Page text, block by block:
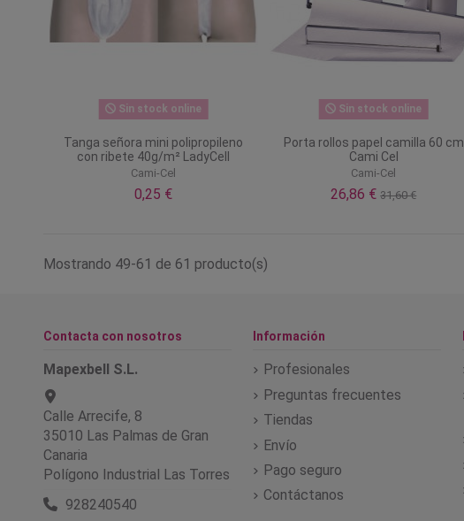
Sin stock online
Tanga señora mini polipropileno
con ribete 40g/m² LadyCell
Cami-Cel
0,25 €
Sin stock online
Porta rollos papel camilla 60 cm
Cami Cel
Cami-Cel
26,86 €31,60 €
Mostrando 49-61 de 61 producto(s)
Contacta con nosotros
Mapexbell S.L.
Calle Arrecife, 8
35010 Las Palmas de Gran
Canaria
Polígono Industrial Las Torres
928240540
Información
Profesionales
Preguntas frecuentes
Tiendas
Envío
Pago seguro
Contáctanos